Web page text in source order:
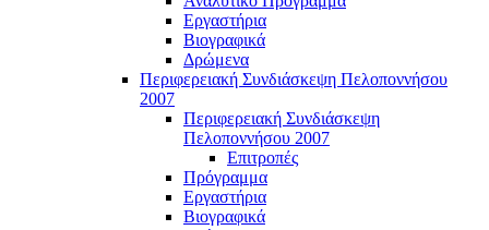
Εργαστήρια
Βιογραφικά
Δρώμενα
Περιφερειακή Συνδιάσκεψη Πελοποννήσου
2007
Περιφερειακή Συνδιάσκεψη
Πελοποννήσου 2007
Επιτροπές
Πρόγραμμα
Εργαστήρια
Βιογραφικά